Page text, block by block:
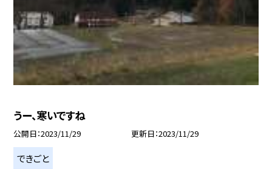
うー、寒いですね
公開日 2023/11/29 更新日 2023/11/29
できごと